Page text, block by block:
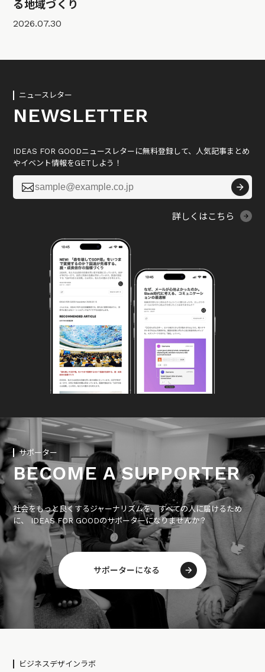
る地域づくり
2026.07.30
ニュースレター
NEWSLETTER
IDEAS FOR GOODニュースレターに無料登録して、人気記事まとめ
やイベント情報をGETしよう！

詳しくはこちら
サポーター
BECOME A SUPPORTER
社会をもっと良くするジャーナリズムを、すべての人に届けるため
に、 IDEAS FOR GOODのサポーターになりませんか？
サポーターになる
ビジネスデザインラボ